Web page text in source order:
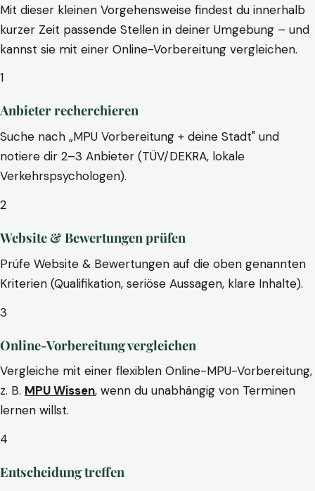
Mit dieser kleinen Vorgehensweise findest du innerhalb
kurzer Zeit passende Stellen in deiner Umgebung – und
kannst sie mit einer Online-Vorbereitung vergleichen.
1
Anbieter recherchieren
Suche nach „MPU Vorbereitung + deine Stadt" und
notiere dir 2–3 Anbieter (TÜV/DEKRA, lokale
Verkehrspsychologen).
2
Website & Bewertungen prüfen
Prüfe Website & Bewertungen auf die oben genannten
Kriterien (Qualifikation, seriöse Aussagen, klare Inhalte).
3
Online-Vorbereitung vergleichen
Vergleiche mit einer flexiblen Online-MPU-Vorbereitung,
z. B. MPU Wissen, wenn du unabhängig von Terminen
lernen willst.
4
Entscheidung treffen